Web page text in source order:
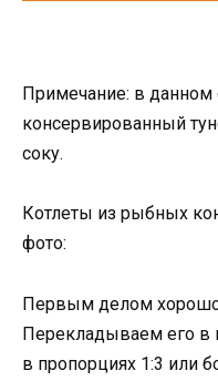
Примечание: в данном
консервированный
соку.
Котлеты из рыбных
фото:
Первым делом
Перекладываем его в
в пропорциях 1:3 или